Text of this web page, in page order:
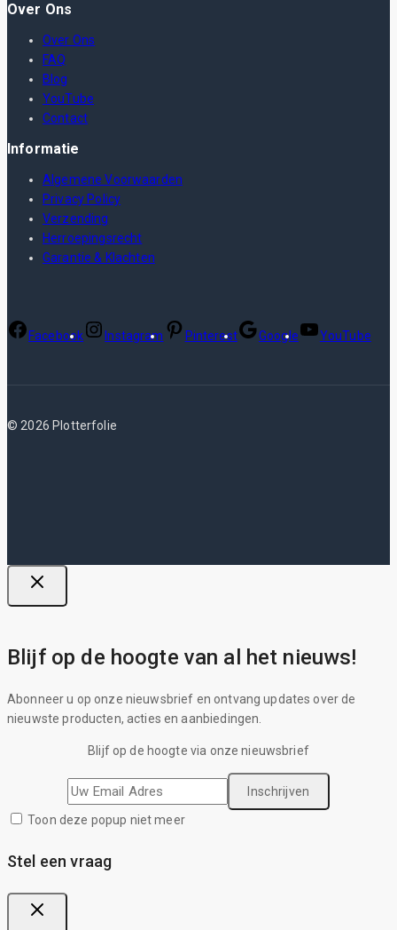
Over Ons
Over Ons
FAQ
Blog
YouTube
Contact
Informatie
Algemene Voorwaarden
Privacy Policy
Verzending
Herroepingsrecht
Garantie & Klachten
Facebook Instagram Pinterest Google YouTube
© 2026 Plotterfolie
Blijf op de hoogte van al het nieuws!
Abonneer u op onze nieuwsbrief en ontvang updates over de
nieuwste producten, acties en aanbiedingen.
Blijf op de hoogte via onze nieuwsbrief
Toon deze popup niet meer
Stel een vraag